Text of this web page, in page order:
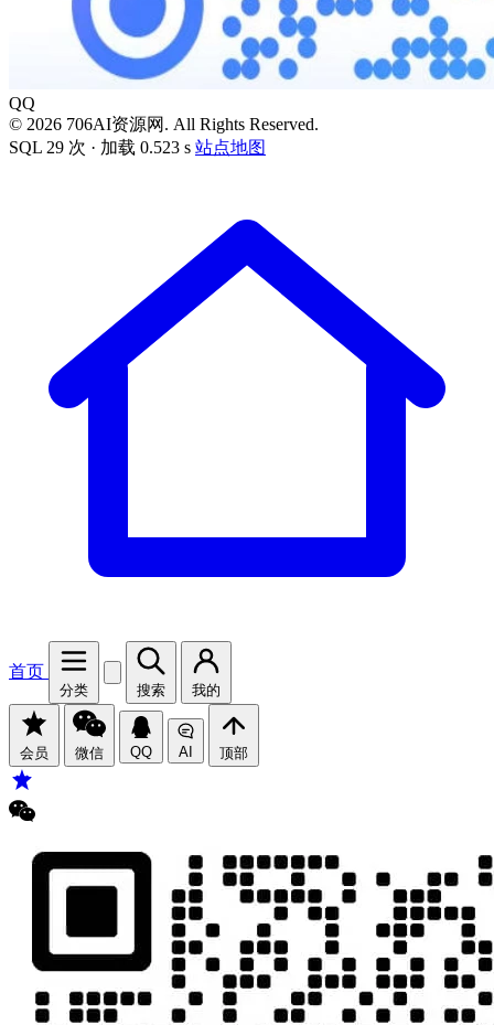
QQ
© 2026 706AI资源网. All Rights Reserved.
SQL 29 次 · 加载 0.523 s 站点地图
首页
分类 搜索 我的
会员 微信 QQ AI 顶部